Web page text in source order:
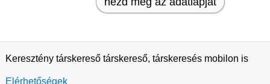
Keresztény társkereső társkereső, társkeresés mobilon is
Elérhetőségek